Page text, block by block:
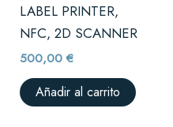
LABEL PRINTER,
NFC, 2D SCANNER
500,00€
Añadir al carrito